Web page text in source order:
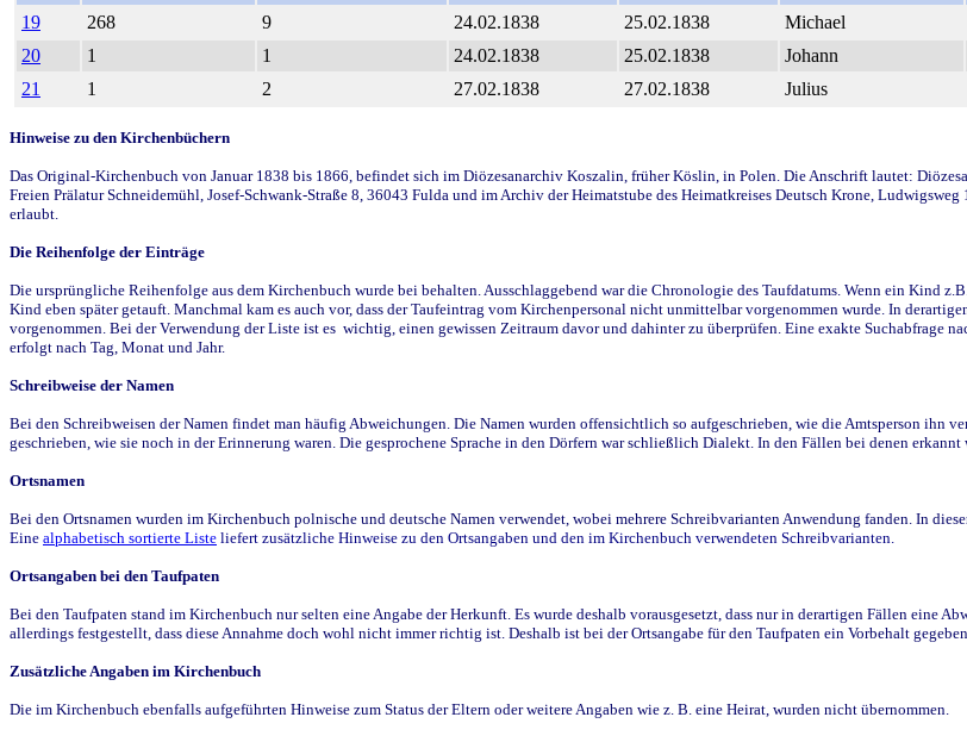
19
268 9 24.02.1838 25.02.1838 Michael
20
1 1 24.02.1838 25.02.1838 Johann
21
1 2 27.02.1838 27.02.1838 Julius
Hinweise zu den Kirchenbüchern
Das Original-Kirchenbuch von Januar 1838 bis 1866, befindet sich im Diözesanarchiv Koszalin, früher Köslin, in Polen. Die Anschrift lautet:
Freien Prälatur Schneidemühl, Josef-Schwank-Straße 8, 36043 Fulda und im Archiv der Heimatstube des Heimatkreises Deutsch Krone,
erlaubt.
Die Reihenfolge der Einträge
Die ursprüngliche Reihenfolge aus dem Kirchenbuch wurde bei behalten. Ausschlaggebend war die Chronologie des Taufdatums. Wenn ein Kind
Kind eben später getauft. Manchmal kam es auch vor, dass der Taufeintrag vom Kirchenpersonal nicht unmittelbar vorgenommen wurde. In
vorgenommen. Bei der Verwendung der Liste ist es wichtig, einen gewissen Zeitraum davor und dahinter zu überprüfen. Eine exakte Suchabfrage
erfolgt nach Tag, Monat und Jahr.
Schreibweise der Namen
Bei den Schreibweisen der Namen findet man häufig Abweichungen. Die Namen wurden offensichtlich so aufgeschrieben, wie die Amtsperson ihn
geschrieben, wie sie noch in der Erinnerung waren. Die gesprochene Sprache in den Dörfern war schließlich Dialekt. In den Fällen bei denen
Ortsnamen
Bei den Ortsnamen wurden im Kirchenbuch polnische und deutsche Namen verwendet, wobei mehrere Schreibvarianten Anwendung fanden. In
Eine alphabetisch sortierte Liste liefert zusätzliche Hinweise zu den Ortsangaben und den im Kirchenbuch verwendeten Schreibvarianten.
Ortsangaben bei den Taufpaten
Bei den Taufpaten stand im Kirchenbuch nur selten eine Angabe der Herkunft. Es wurde deshalb vorausgesetzt, dass nur in derartigen Fällen eine
allerdings festgestellt, dass diese Annahme doch wohl nicht immer richtig ist. Deshalb ist bei der Ortsangabe für den Taufpaten ein Vorbehalt
Zusätzliche Angaben im Kirchenbuch
Die im Kirchenbuch ebenfalls aufgeführten Hinweise zum Status der Eltern oder weitere Angaben wie z. B. eine Heirat, wurden nicht übernommen.